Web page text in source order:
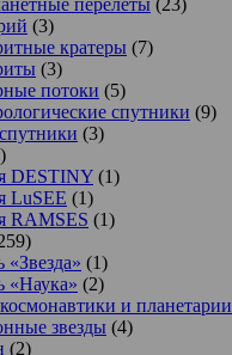
(3)
кратеры (7)
(3)
потоки (5)
спутники (9)
(3)
DESTINY (1)
LuSEE (1)
RAMSES (1)
(1)
«Наука» (2)
и планетарии
звезды (4)
(2)